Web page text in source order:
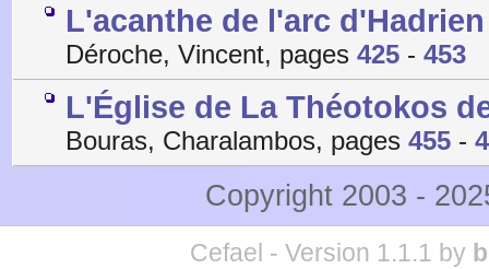
L'acanthe de l'arc
Déroche, Vincent, pages 425 - 453
L'Église de La Théotokos
Bouras, Charalambos, pages 455 -
Copyright 2003 -
Cefael - Version 1.1.1 by